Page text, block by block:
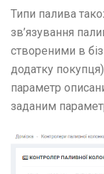
Типи палива
зв’язування
створеними в
додатку
параметр
заданим